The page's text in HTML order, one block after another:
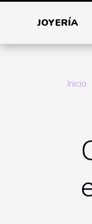
JOYERÍA
Inicio